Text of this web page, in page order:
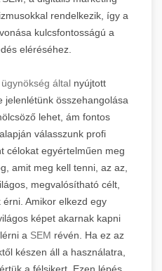
rendelkezik, így a
kulcsfontosságú a
eléréséhez.
által nyújtott
jelenlétünk összehangolása
lehet, ám fontos
válasszunk profi
célokat egyértelműen meg
amit meg kell tenni, az az,
megvalósítható célt,
Amikor elkezd egy
képet akarnak kapni
a SEM révén. Ha ez az
készen áll a használatra,
a félsikert. Ezen lépés